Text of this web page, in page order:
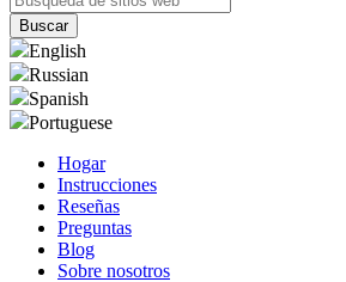
English
Russian
Spanish
Portuguese
Hogar
Instrucciones
Reseñas
Preguntas
Blog
Sobre nosotros